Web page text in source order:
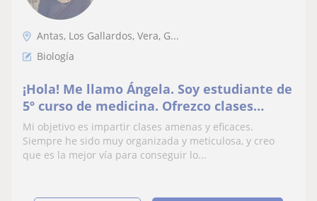
Antas, Los Gallardos, Vera, G...
Biología
¡Hola! Me llamo Ángela. Soy estudiante de
5º curso de medicina. Ofrezco clases
particulares de biología o cualquier
asignatura de la rama sanitaria. Además,
podría proporcionar apoyo escolar a nivel
Mi objetivo es impartir clases amenas y eficaces.
Siempre he sido muy organizada y meticulosa, y creo
que es la mejor vía para conseguir lo...